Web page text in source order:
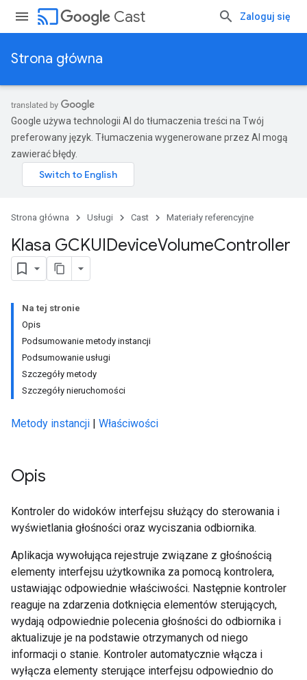
cast Cast Zaloguj się
Strona główna
Google używa technologii AI do tłumaczenia treści na Twój
preferowany język. Tłumaczenia wygenerowane przez AI mogą
zawierać błędy.
Strona główna Usługi Cast Materiały referencyjne
Klasa GCKUIDeviceVolumeController
Na tej stronie
Opis
Podsumowanie metody instancji
Podsumowanie usługi
Szczegóły metody
Szczegóły nieruchomości
Metody instancji | Właściwości
Opis
Kontroler do widoków interfejsu służący do sterowania i
wyświetlania głośności oraz wyciszania odbiornika.
Aplikacja wywołująca rejestruje związane z głośnością
elementy interfejsu użytkownika za pomocą kontrolera,
ustawiając odpowiednie właściwości. Następnie kontroler
reaguje na zdarzenia dotknięcia elementów sterujących,
wydają odpowiednie polecenia głośności do odbiornika i
aktualizuje je na podstawie otrzymanych od niego
informacji o stanie. Kontroler automatycznie włącza i
wyłącza elementy sterujące interfejsu odpowiednio do